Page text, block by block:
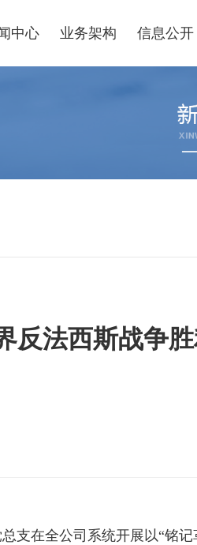
中心 业务架构 信息公开
反法西斯战争
在全公司系统开展以“铭记